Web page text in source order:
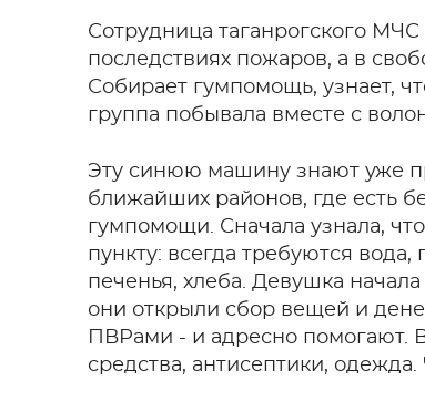
Сотрудница таганрогского
последствиях пожаров, а в
Собирает гумпомощь, узнает,
группа побывала вместе с
Эту синюю машину знают уже
ближайших районов, где есть
гумпомощи. Сначала узнала,
пункту: всегда требуются
печенья, хлеба. Девушка
они открыли сбор вещей и
ПВРами - и адресно помогают.
средства, антисептики,